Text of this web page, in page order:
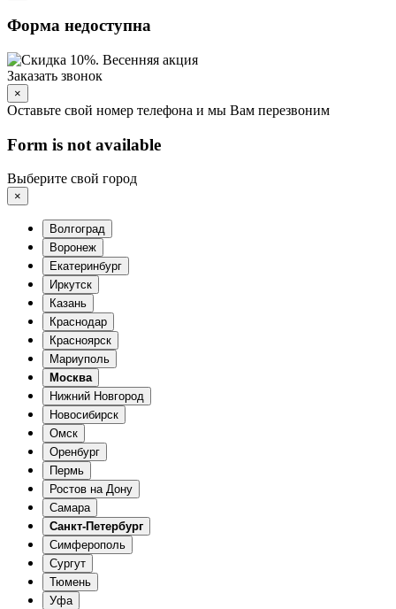
Форма недоступна
Заказать звонок
×
Оставьте свой номер телефона и мы Вам перезвоним
Form is not available
Выберите свой город
×
Волгоград
Воронеж
Екатеринбург
Иркутск
Казань
Краснодар
Красноярск
Мариуполь
Москва
Нижний Новгород
Новосибирск
Омск
Оренбург
Пермь
Ростов на Дону
Самара
Санкт-Петербург
Симферополь
Сургут
Тюмень
Уфа